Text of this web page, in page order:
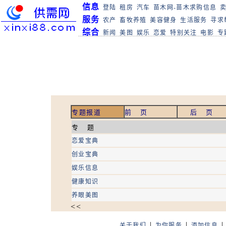
信息 登陆 租房 汽车 苗木网-苗木求购信息
服务 农产 畜牧养殖 美容健身 生活服务 寻求
综合 新闻 美图 娱乐 恋爱 特别关注 电影 专
专题报道 前 页
后 页
专 题
恋爱宝典
创业宝典
娱乐信息
健康知识
养眼美图
<<